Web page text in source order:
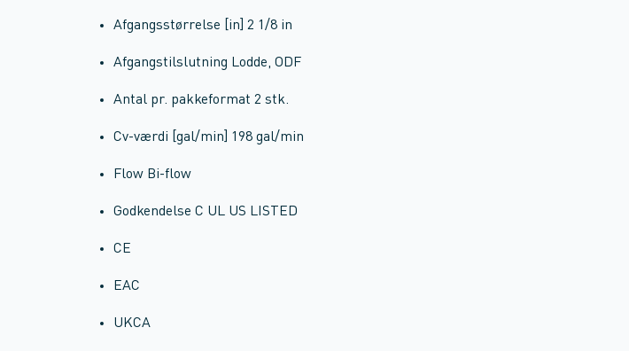
Afgangsstørrelse [in] 2 1/8 in
Afgangstilslutning Lodde, ODF
Antal pr. pakkeformat 2 stk.
Cv-værdi [gal/min] 198 gal/min
Flow Bi-flow
Godkendelse C UL US LISTED
CE
EAC
UKCA